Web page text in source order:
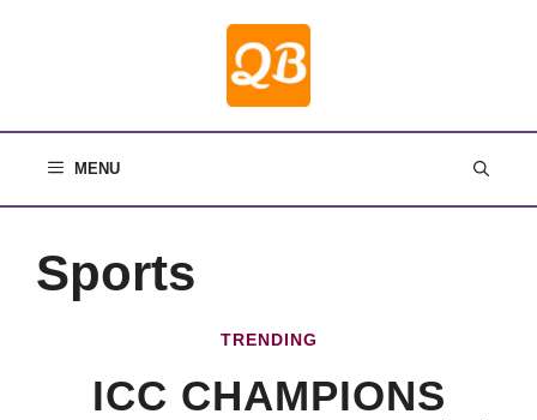
MENU
Sports
TRENDING
ICC CHAMPIONS